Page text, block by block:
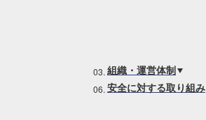
組織・運営体制
安全に対する取り組み